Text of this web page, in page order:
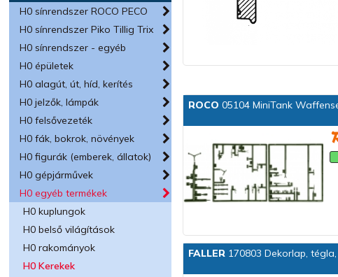
H0 sínrendszer ROCO PECO
H0 sínrendszer Piko Tillig Trix
H0 sínrendszer - egyéb
H0 épületek
H0 alagút, út, híd, kerítés
H0 jelzők, lámpák
H0 felsővezeték
H0 fák, bokrok, növények
H0 figurák (emberek, állatok)
H0 gépjárművek
H0 egyéb termékek
H0 kuplungok
H0 belső világítások
H0 rakományok
H0 Kerekek
ROCO 05104 MiniTank
FALLER 170803 Dekorlap,